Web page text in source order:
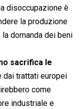
disoccupazione è
la produzione
domanda dei beni
sacrifica le
dai trattati europei
come
industriale e